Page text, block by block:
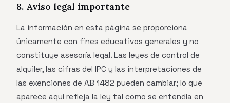
8. Aviso legal importante
La información en esta página se proporciona
únicamente con fines educativos generales y no
constituye asesoría legal. Las leyes de control de
alquiler, las cifras del IPC y las interpretaciones de
las exenciones de AB 1482 pueden cambiar; lo que
aparece aquí refleja la ley tal como se entendía en